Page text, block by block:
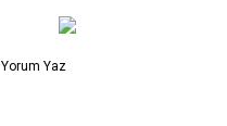
Yorum Yaz